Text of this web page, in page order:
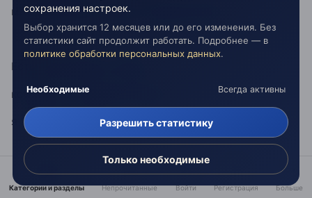
мне не хватает, знаешь, гораздо больше...
Есть такие вещи в тишине
которые я не ожидал никогда,
я захотел бы голос...
И неожиданно
Категории и разделы Непрочитанные Войти Регистрация Больше
сохранения настроек.
Выбор хранится 12 месяцев или до его изменения. Без
статистики сайт продолжит работать. Подробнее — в
политике обработки персональных данных.
Необходимые Всегда активны
Разрешить статистику
Только необходимые